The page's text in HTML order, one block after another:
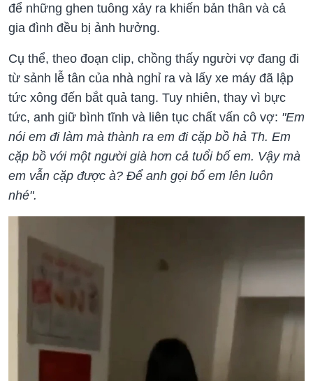
để những ghen tuông xảy ra khiến bản thân và cả
gia đình đều bị ảnh hưởng.
Cụ thể, theo đoạn clip, chồng thấy người vợ đang đi
từ sảnh lễ tân của nhà nghỉ ra và lấy xe máy đã lập
tức xông đến bắt quả tang. Tuy nhiên, thay vì bực
tức, anh giữ bình tĩnh và liên tục chất vấn cô vợ: "Em
nói em đi làm mà thành ra em đi cặp bồ hả Th. Em
cặp bồ với một người già hơn cả tuổi bố em. Vậy mà
em vẫn cặp được à? Để anh gọi bố em lên luôn
nhé".